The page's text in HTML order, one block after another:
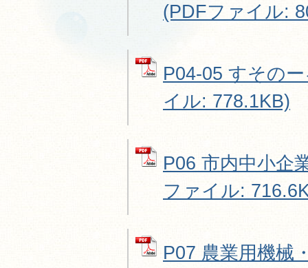
(PDFファイル:
P04-05 すその
イル: 778.1KB)
P06 市内中小企
ファイル:
P07 農業用機械